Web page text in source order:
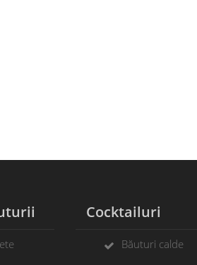
Cocktailuri
Băuturi calde